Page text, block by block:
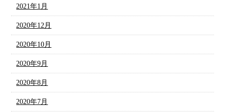
2021年1月
2020年12月
2020年10月
2020年9月
2020年8月
2020年7月